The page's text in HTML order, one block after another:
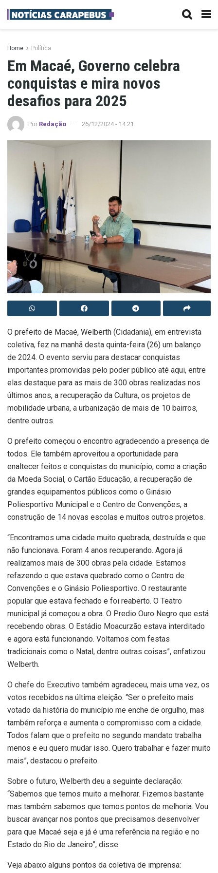
Home Política
Em Macaé, Governo celebra
conquistas e mira novos
desafios para 2025
Por Redação 26/12/2024 - 14:21
O prefeito de Macaé, Welberth (Cidadania), em entrevista
coletiva, fez na manhã desta quinta-feira (26) um balanço
de 2024. O evento serviu para destacar conquistas
importantes promovidas pelo poder público até aqui, entre
elas destaque para as mais de 300 obras realizadas nos
últimos anos, a recuperação da Cultura, os projetos de
mobilidade urbana, a urbanização de mais de 10 bairros,
dentre outros.
O prefeito começou o encontro agradecendo a presença de
todos. Ele também aproveitou a oportunidade para
enaltecer feitos e conquistas do município, como a criação
da Moeda Social, o Cartão Educação, a recuperação de
grandes equipamentos públicos como o Ginásio
Poliesportivo Municipal e o Centro de Convenções, a
construção de 14 novas escolas e muitos outros projetos.
“Encontramos uma cidade muito quebrada, destruída e que
não funcionava. Foram 4 anos recuperando. Agora já
realizamos mais de 300 obras pela cidade. Estamos
refazendo o que estava quebrado como o Centro de
Convenções e o Ginásio Poliesportivo. O restaurante
popular que estava fechado e foi reaberto. O Teatro
municipal já começou a obra. O Predio Ouro Negro que está
recebendo obras. O Estádio Moacurzão estava interditado
e agora está funcionando. Voltamos com festas
tradicionais como o Natal, dentre outras coisas”, enfatizou
Welberth.
O chefe do Executivo também agradeceu, mais uma vez, os
votos recebidos na última eleição. “Ser o prefeito mais
votado da história do município me enche de orgulho, mas
também reforça e aumenta o compromisso com a cidade.
Todos falam que o prefeito no segundo mandato trabalha
menos e eu quero mudar isso. Quero trabalhar e fazer muito
mais”, destacou o prefeito.
Sobre o futuro, Welberth deu a seguinte declaração:
“Sabemos que temos muito a melhorar. Fizemos bastante
mas também sabemos que temos pontos de melhoria. Vou
buscar avançar nos pontos que precisamos desenvolver
para que Macaé seja e já é uma referência na região e no
Estado do Rio de Janeiro”, disse.
Veja abaixo alguns pontos da coletiva de imprensa: